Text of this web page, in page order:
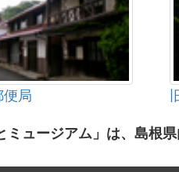
局
ミュージアム」は、島根